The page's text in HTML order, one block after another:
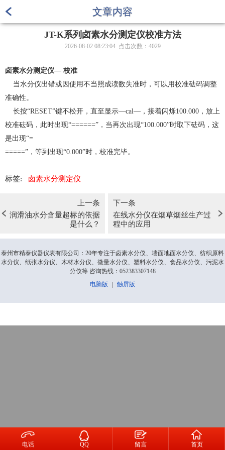
文章内容
JT-K系列卤素水分测定仪校准方法
2026-08-02 08:23:04 点击次数： 4029
卤素水分测定仪— 校准
当水分仪出错或因使用不当照成读数失准时，可以用校准砝码调整
准确性。
长按“RESET”键不松开，直至显示—cal—，接着闪烁100.000，放上
校准砝码，此时出现“======”，当再次出现“100.000”时取下砝码，这
是出现“=
=====”，等到出现“0.000”时，校准完毕。
标签: 卤素水分测定仪
上一条
润滑油水分含量超标的依据
是什么？
下一条
在线水分仪在烟草烟丝生产过
程中的应用
泰州市精泰仪器仪表有限公司：20年专注于卤素水分仪、墙面地面水分仪、纺织原料
水分仪、纸张水分仪、木材水分仪、微量水分仪、塑料水分仪、食品水分仪、污泥水
分仪等 咨询热线：052383307148
电脑版
触屏版

电话

QQ

留言

首页